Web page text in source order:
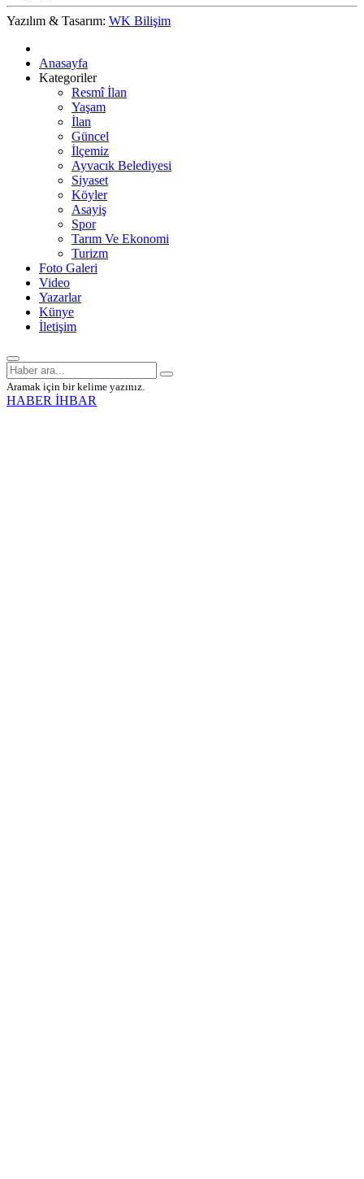
Yazılım & Tasarım: WK Bilişim
Anasayfa
Kategoriler
Resmî İlan
Yaşam
İlan
Güncel
İlçemiz
Ayvacık Belediyesi
Siyaset
Köyler
Asayiş
Spor
Tarım Ve Ekonomi
Turizm
Foto Galeri
Video
Yazarlar
Künye
İletişim
Aramak için bir kelime yazınız.
HABER İHBAR